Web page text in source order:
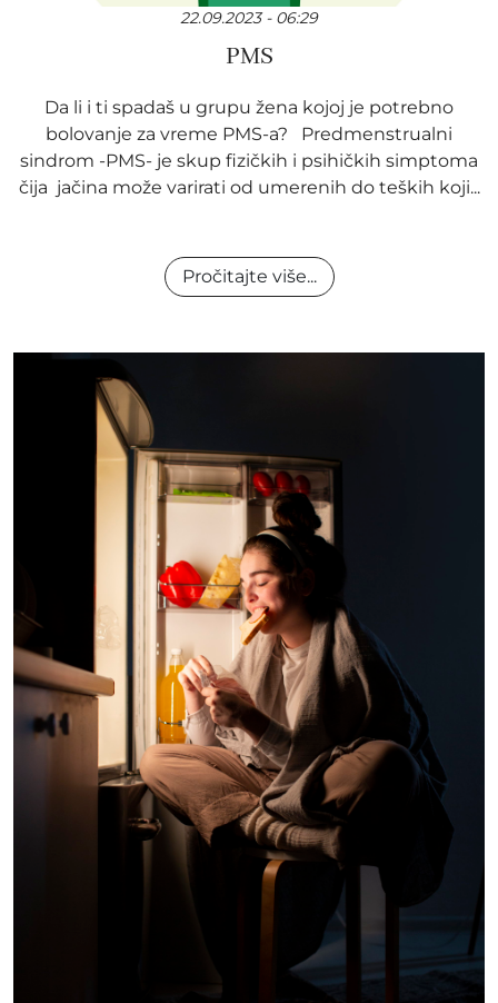
22.09.2023 - 06:29
PMS
Da li i ti spadaš u grupu žena kojoj je potrebno
bolovanje za vreme PMS-a? Predmenstrualni
sindrom -PMS- je skup fizičkih i psihičkih simptoma
čija jačina može varirati od umerenih do teških koji...
Pročitajte više...